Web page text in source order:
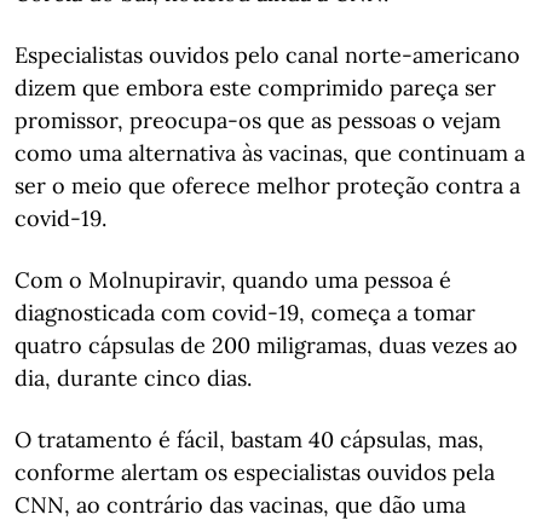
Especialistas ouvidos pelo canal norte-americano
dizem que embora este comprimido pareça ser
promissor, preocupa-os que as pessoas o vejam
como uma alternativa às vacinas, que continuam a
ser o meio que oferece melhor proteção contra a
covid-19.
Com o Molnupiravir, quando uma pessoa é
diagnosticada com covid-19, começa a tomar
quatro cápsulas de 200 miligramas, duas vezes ao
dia, durante cinco dias.
O tratamento é fácil, bastam 40 cápsulas, mas,
conforme alertam os especialistas ouvidos pela
CNN, ao contrário das vacinas, que dão uma